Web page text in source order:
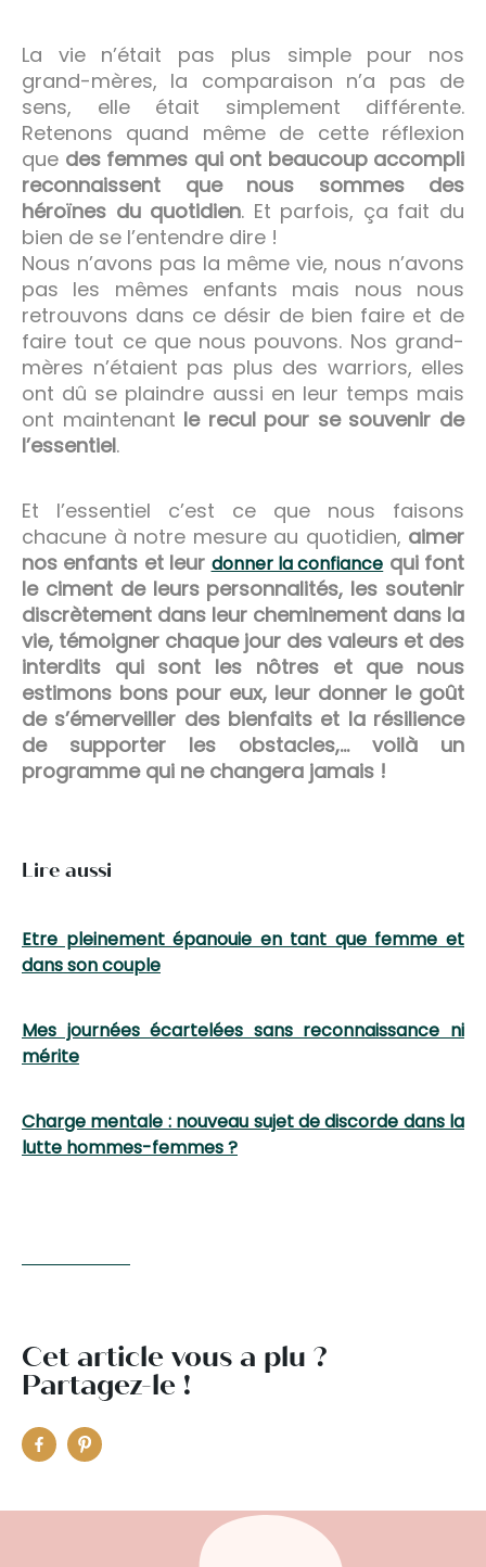
La vie n’était pas plus simple pour nos
grand-mères, la comparaison n’a pas de
sens, elle était simplement différente.
Retenons quand même de cette réflexion
que des femmes qui ont beaucoup accompli
reconnaissent que nous sommes des
héroïnes du quotidien. Et parfois, ça fait du
bien de se l’entendre dire !
Nous n’avons pas la même vie, nous n’avons
pas les mêmes enfants mais nous nous
retrouvons dans ce désir de bien faire et de
faire tout ce que nous pouvons. Nos grand-
mères n’étaient pas plus des warriors, elles
ont dû se plaindre aussi en leur temps mais
ont maintenant le recul pour se souvenir de
l’essentiel.
Et l’essentiel c’est ce que nous faisons
chacune à notre mesure au quotidien, aimer
nos enfants et leur donner la confiance qui font
le ciment de leurs personnalités, les soutenir
discrètement dans leur cheminement dans la
vie, témoigner chaque jour des valeurs et des
interdits qui sont les nôtres et que nous
estimons bons pour eux, leur donner le goût
de s’émerveiller des bienfaits et la résilience
de supporter les obstacles,… voilà un
programme qui ne changera jamais !
Lire aussi
Etre pleinement épanouie en tant que femme et
dans son couple
Mes journées écartelées sans reconnaissance ni
mérite
Charge mentale : nouveau sujet de discorde dans la
lutte hommes-femmes ?
Cet article vous a plu ?
Partagez-le !